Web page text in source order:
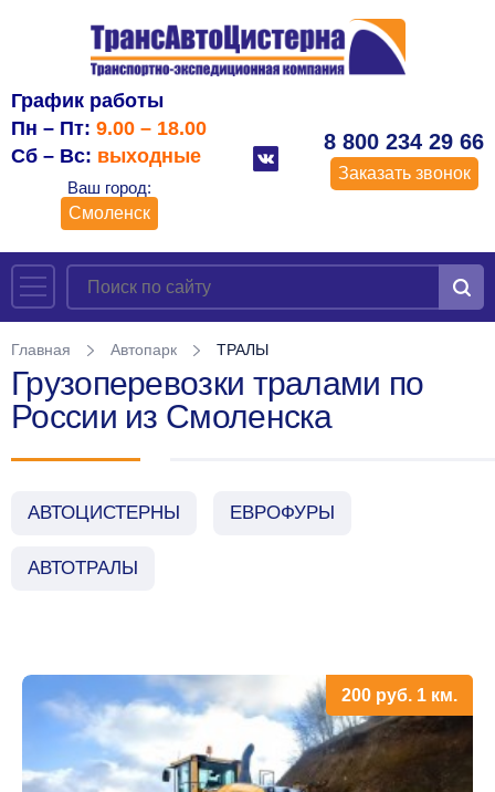
График работы
Пн – Пт: 9.00 – 18.00
Сб – Вс: выходные
Ваш город:
Смоленск
8 800 234 29 66
Заказать звонок
Главная Автопарк ТРАЛЫ
Грузоперевозки тралами по
России из Смоленска
АВТОЦИСТЕРНЫ ЕВРОФУРЫ
АВТОТРАЛЫ
200 руб. 1 км.